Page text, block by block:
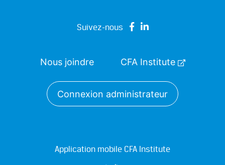
Application mobile CFA Institute
Suivez-nous
Nous joindre CFA Institute
Connexion administrateur